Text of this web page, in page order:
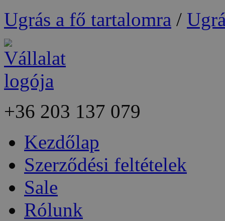
Ugrás a fő tartalomra /
+36 203 137 079
Kezdőlap
Szerződési feltételek
Sale
Rólunk